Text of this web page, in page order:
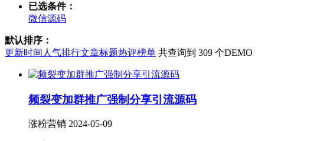
已选条件：
微信源码
默认排序：
更新时间 人气排行文章标题热评榜单 共查询到 309 个DEMO
频裂变加群推广强制分享引流源码
涨粉营销 2024-05-09